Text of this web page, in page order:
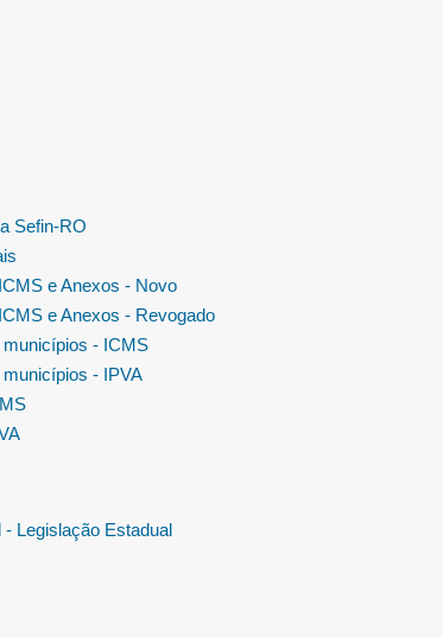
Sefin-RO
e Anexos - Novo
e Anexos - Revogado
- ICMS
- IPVA
Legislação Estadual